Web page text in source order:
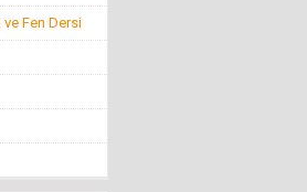
ama balık
Fen Dersi